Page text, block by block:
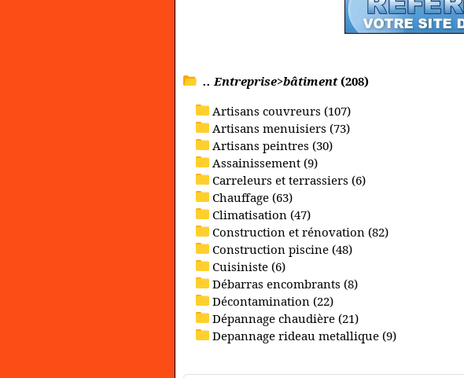
.. Entreprise>bâtiment(208)
Artisans couvreurs (107)
Artisans menuisiers (73)
Artisans peintres (30)
Assainissement (9)
Carreleurs et terrassiers (6)
Chauffage (63)
Climatisation (47)
Construction et rénovation (82)
Construction piscine (48)
Cuisiniste (6)
Débarras encombrants (8)
Décontamination (22)
Dépannage chaudière (21)
Depannage rideau metallique (9)